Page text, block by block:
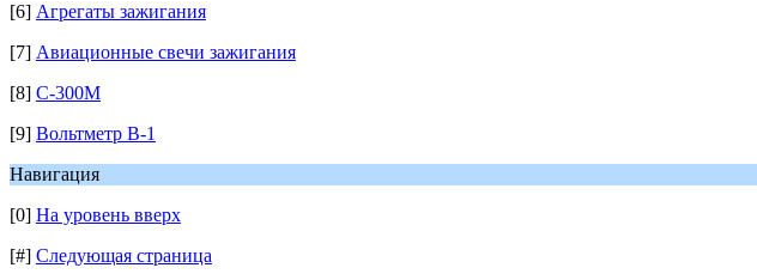
[6] Агрегаты зажигания
[7] Авиационные свечи зажигания
[8] С-300М
[9] Вольтметр В-1
Навигация
[0] На уровень вверх
[#] Следующая страница